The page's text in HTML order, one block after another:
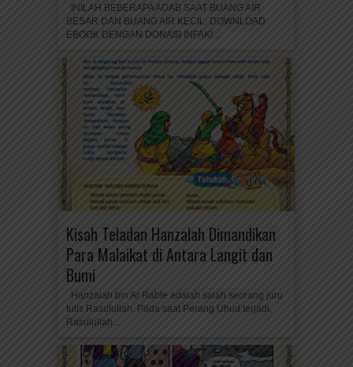
INILAH BEBERAPA ADAB SAAT BUANG AIR
BESAR DAN BUANG AIR KECIL: DOWNLOAD
EBOOK DENGAN DONASI INFAK!...
Kisah Teladan Hanzalah Dimandikan
Para Malaikat di Antara Langit dan
Bumi
Hanzalah bin Ar Rabie adalah salah seorang juru
tulis Rasulullah. Pada saat Perang Uhud terjadi,
Rasulullah...